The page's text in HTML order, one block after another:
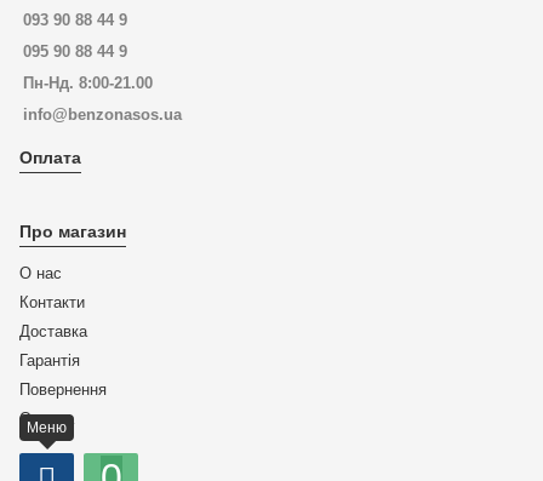
093 90 88 44 9
095 90 88 44 9
Пн-Нд. 8:00-21.00
info@benzonasos.ua
Оплата
Про магазин
О нас
Контакти
Доставка
Гарантія
Повернення
Оплата
Меню